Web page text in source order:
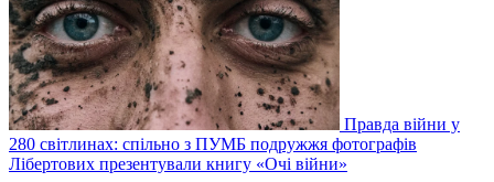
Правда війни у
280 світлинах: спільно з ПУМБ подружжя фотографів
Лібертових презентували книгу «Очі війни»